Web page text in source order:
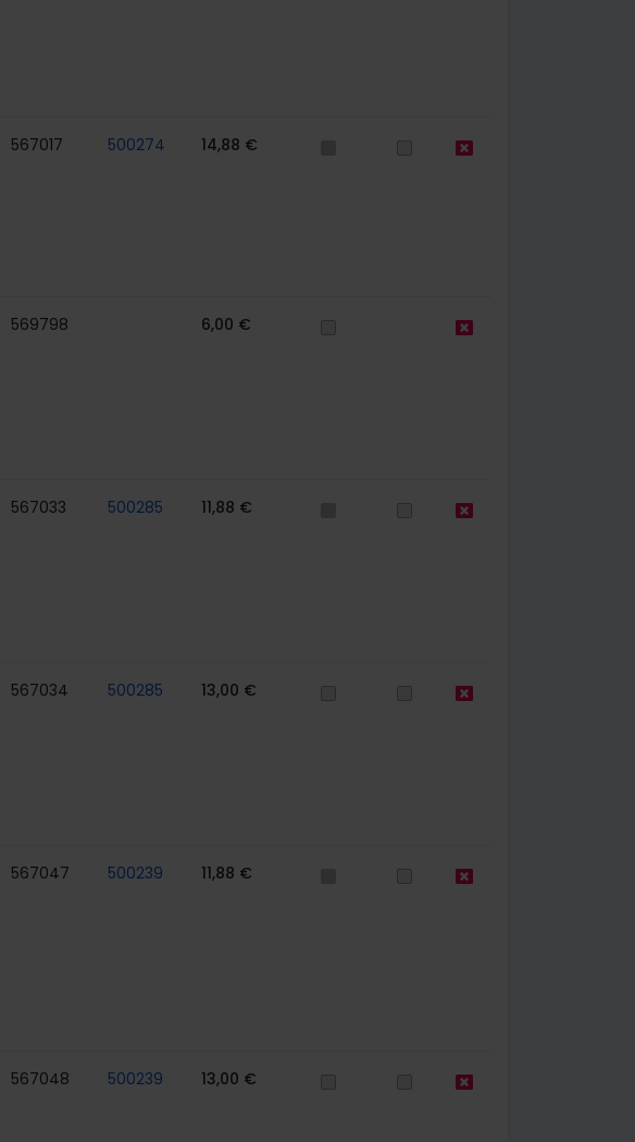
567017 500274 14,88 €
569798 6,00 €
567033 500285 11,88 €
567034 500285 13,00 €
567047 500239 11,88 €
567048 500239 13,00 €